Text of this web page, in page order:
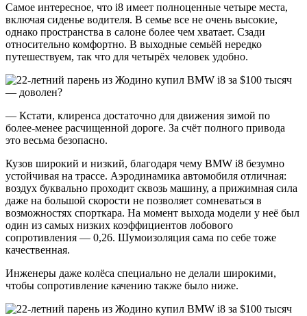
Самое интересное, что i8 имеет полноценные четыре места,
включая сиденье водителя. В семье все не очень высокие,
однако пространства в салоне более чем хватает. Сзади
относительно комфортно. В выходные семьёй нередко
путешествуем, так что для четырёх человек удобно.
— Кстати, клиренса достаточно для движения зимой по
более-менее расчищенной дороге. За счёт полного привода
это весьма безопасно.
Кузов широкий и низкий, благодаря чему BMW i8 безумно
устойчивая на трассе. Аэродинамика автомобиля отличная:
воздух буквально проходит сквозь машину, а прижимная сила
даже на большой скорости не позволяет сомневаться в
возможностях спорткара. На момент выхода модели у неё был
один из самых низких коэффициентов лобового
сопротивления — 0,26. Шумоизоляция сама по себе тоже
качественная.
Инженеры даже колёса специально не делали широкими,
чтобы сопротивление качению также было ниже.